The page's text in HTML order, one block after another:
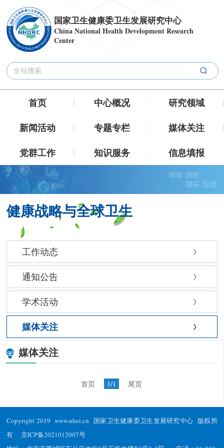
国家卫生健康委卫生发展研究中心
China National Health Development Research
Center
首页 中心概况
研究领域
新闻活动
专题专栏
媒体关注
党群工作
知识服务 信息填报
健康战略与全球卫生
工作动态
通知公告
学术活动
媒体关注
媒体关注
首页 1/1 尾页
Copyright 2019 www.nhei.cn 国家卫生健康委卫生发展研究中心 版权所
有京ICP备2021012007号